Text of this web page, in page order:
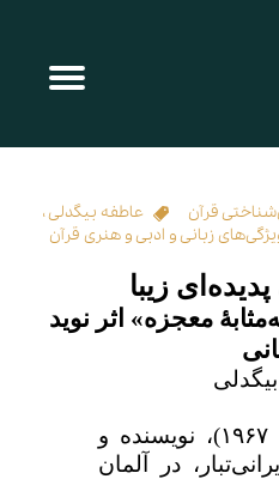
قرآن عاطفه بیگدلی،
زبانی و ادبی و هنری قرآن
زیبا
معجزه» اثر نوید
۱۹۶۷) ، نویسنده و
در آلمان